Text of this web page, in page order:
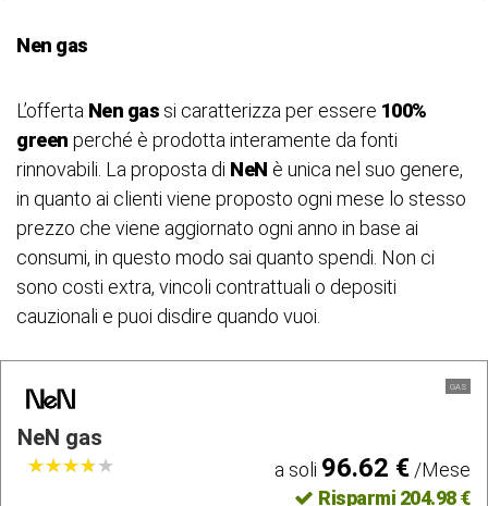
Nen gas
L’offerta Nen gas si caratterizza per essere 100%
green perché è prodotta interamente da fonti
rinnovabili. La proposta di NeN è unica nel suo genere,
in quanto ai clienti viene proposto ogni mese lo stesso
prezzo che viene aggiornato ogni anno in base ai
consumi, in questo modo sai quanto spendi. Non ci
sono costi extra, vincoli contrattuali o depositi
cauzionali e puoi disdire quando vuoi.
GAS
NeN gas
★★★★★
★★★★★ a soli 96.62 €/Mese
Risparmi 204.98 €